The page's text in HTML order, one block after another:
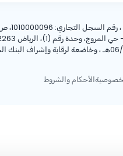
، رقم السجل التجاري: 1010000096، ص.ب: 28 الرياض 11411 المملكة العربية السعودية، هاتف:
الأحكام والشروط